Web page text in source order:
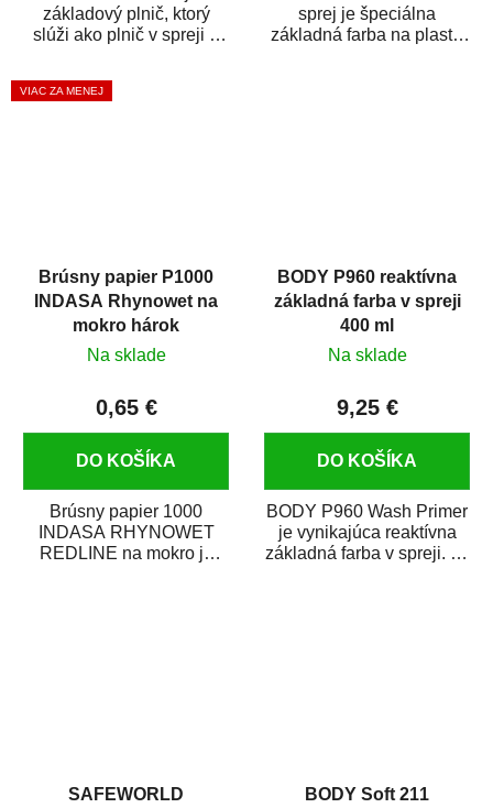
základový plnič, ktorý
slúži ako plnič v spreji a
zároveň. HB BODY...
sprej je špeciálna
základná farba na plasty,
VIAC ZA MENEJ
Brúsny papier P1000
INDASA Rhynowet na
mokro hárok
Na sklade
0,65 €
DO KOŠÍKA
Brúsny papier 1000
INDASA RHYNOWET
REDLINE na mokro je
BODY P960 reaktívna
základná farba v spreji
400 ml
Na sklade
9,25 €
DO KOŠÍKA
BODY P960 Wash Primer
je vynikajúca reaktívna
základná farba v spreji. Je
SAFEWORLD
BODY Soft 211